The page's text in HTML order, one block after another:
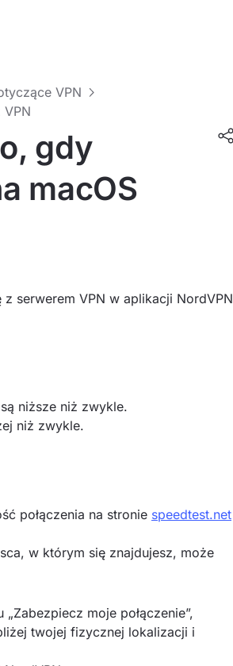
VPN
gdy
macOS
z serwerem VPN w aplikacji NordVPN
niższe niż zwykle.
niż zwykle.
połączenia na stronie speedtest.net
w którym się znajdujesz, może
moje połączenie”,
twojej fizycznej lokalizacji i